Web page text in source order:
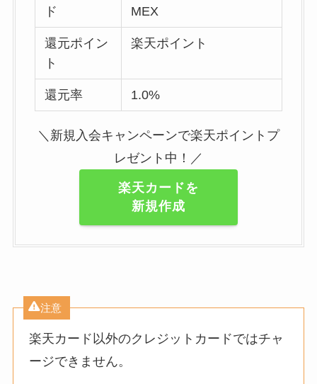
ド
MEX
還元ポイン
ト
楽天ポイント
還元率 1.0%
＼新規入会キャンペーンで楽天ポイントプ
レゼント中！／
楽天カードを
新規作成
注意
楽天カード以外のクレジットカードではチャ
ージできません。